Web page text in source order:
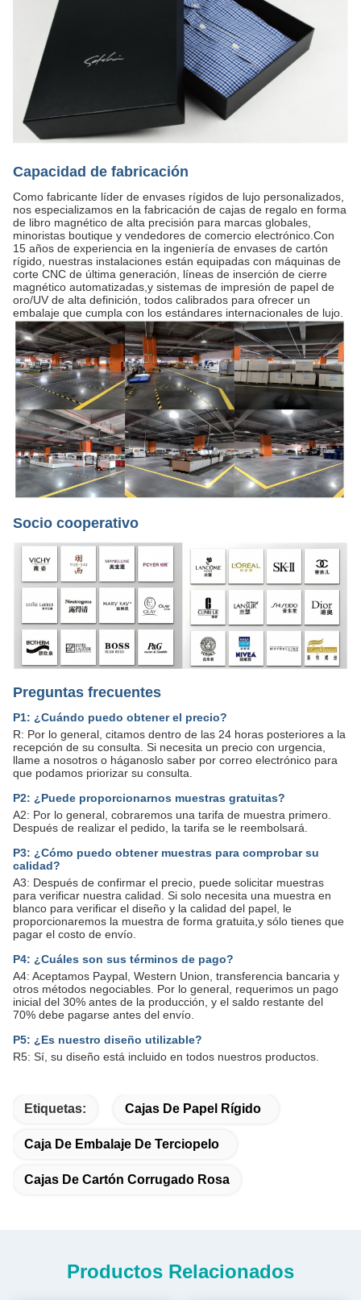
Capacidad de fabricación
Como fabricante líder de envases rígidos de lujo personalizados,
nos especializamos en la fabricación de cajas de regalo en forma
de libro magnético de alta precisión para marcas globales,
minoristas boutique y vendedores de comercio electrónico.Con
15 años de experiencia en la ingeniería de envases de cartón
rígido, nuestras instalaciones están equipadas con máquinas de
corte CNC de última generación, líneas de inserción de cierre
magnético automatizadas,y sistemas de impresión de papel de
oro/UV de alta definición, todos calibrados para ofrecer un
embalaje que cumpla con los estándares internacionales de lujo.
Socio cooperativo
Preguntas frecuentes
P1: ¿Cuándo puedo obtener el precio?
R: Por lo general, citamos dentro de las 24 horas posteriores a la
recepción de su consulta. Si necesita un precio con urgencia,
llame a nosotros o háganoslo saber por correo electrónico para
que podamos priorizar su consulta.
P2: ¿Puede proporcionarnos muestras gratuitas?
A2: Por lo general, cobraremos una tarifa de muestra primero.
Después de realizar el pedido, la tarifa se le reembolsará.
P3: ¿Cómo puedo obtener muestras para comprobar su
calidad?
A3: Después de confirmar el precio, puede solicitar muestras
para verificar nuestra calidad. Si solo necesita una muestra en
blanco para verificar el diseño y la calidad del papel, le
proporcionaremos la muestra de forma gratuita,y sólo tienes que
pagar el costo de envío.
P4: ¿Cuáles son sus términos de pago?
A4: Aceptamos Paypal, Western Union, transferencia bancaria y
otros métodos negociables. Por lo general, requerimos un pago
inicial del 30% antes de la producción, y el saldo restante del
70% debe pagarse antes del envío.
P5: ¿Es nuestro diseño utilizable?
R5: Sí, su diseño está incluido en todos nuestros productos.
Etiquetas: Cajas De Papel Rígido
Caja De Embalaje De Terciopelo
Cajas De Cartón Corrugado Rosa
Productos Relacionados